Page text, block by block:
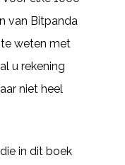
van Bitpanda
te weten met
u rekening
niet heel
in dit boek